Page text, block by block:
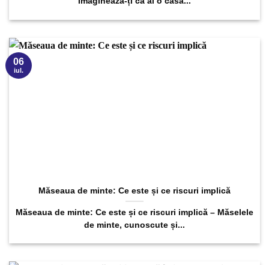
Măseaua de minte: Ce este și ce riscuri implică
Măseaua de minte: Ce este și ce riscuri implică – Măselele
de minte, cunoscute și...
06
iul.